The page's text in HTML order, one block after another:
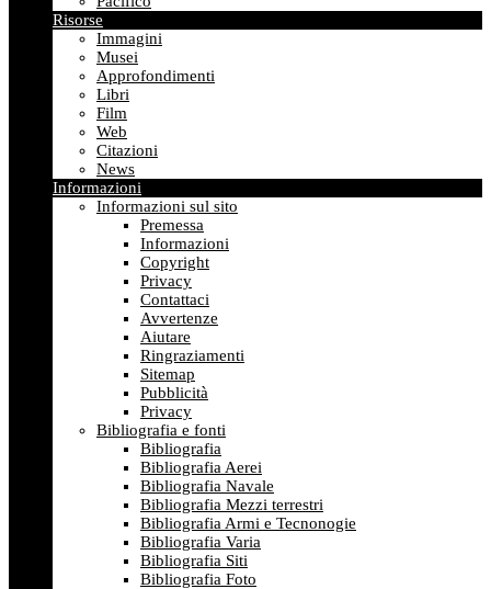
Risorse
Immagini
Musei
Approfondimenti
Libri
Film
Web
Citazioni
News
Informazioni
Informazioni sul sito
Premessa
Informazioni
Copyright
Privacy
Contattaci
Avvertenze
Aiutare
Ringraziamenti
Sitemap
Pubblicità
Privacy
Bibliografia e fonti
Bibliografia
Bibliografia Aerei
Bibliografia Navale
Bibliografia Mezzi terrestri
Bibliografia Armi e Tecnonogie
Bibliografia Varia
Bibliografia Siti
Bibliografia Foto